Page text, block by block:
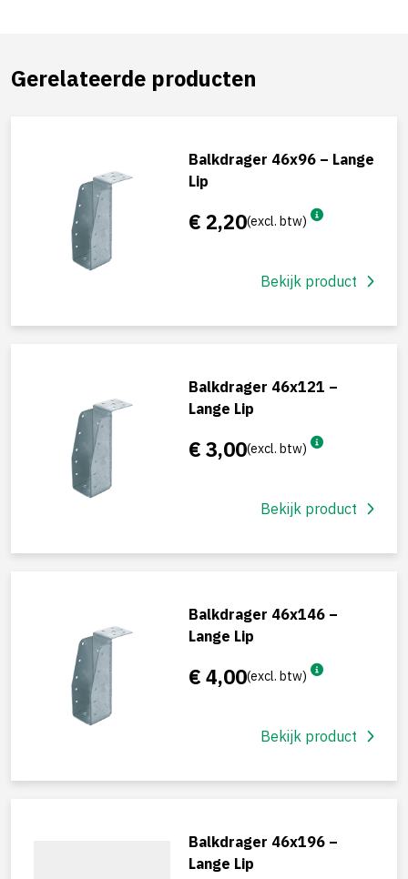
Gerelateerde producten
Balkdrager 46x96 – Lange
Lip
€ 2,20(excl. btw)
Bekijk product
Balkdrager 46x121 –
Lange Lip
€ 3,00(excl. btw)
Bekijk product
Balkdrager 46x146 –
Lange Lip
€ 4,00(excl. btw)
Bekijk product
Balkdrager 46x196 –
Lange Lip